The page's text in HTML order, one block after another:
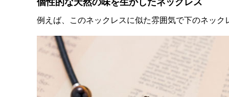
個性的な天然の味を生かしたネックレス
例えば、このネックレスに似た雰囲気で下のネック